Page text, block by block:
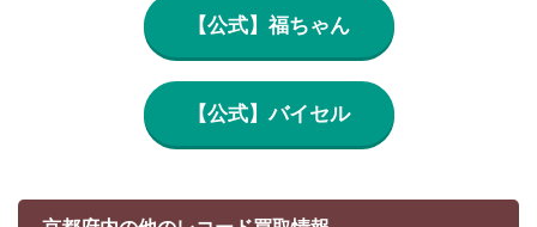
【公式】福ちゃん
【公式】バイセル